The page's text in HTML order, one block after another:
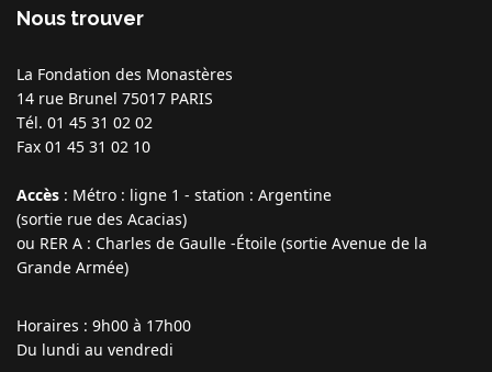
Nous trouver
La Fondation des Monastères
14 rue Brunel 75017 PARIS
Tél. 01 45 31 02 02
Fax 01 45 31 02 10
Accès : Métro : ligne 1 - station : Argentine
(sortie rue des Acacias)
ou RER A : Charles de Gaulle -Étoile (sortie Avenue de la
Grande Armée)
Horaires : 9h00 à 17h00
Du lundi au vendredi